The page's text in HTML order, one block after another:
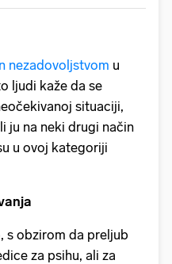
nezadovoljstvom u
ljudi kaže da se
situaciji,
ju na neki drugi način
u ovoj kategoriji
s obzirom da preljub
za psihu, ali za